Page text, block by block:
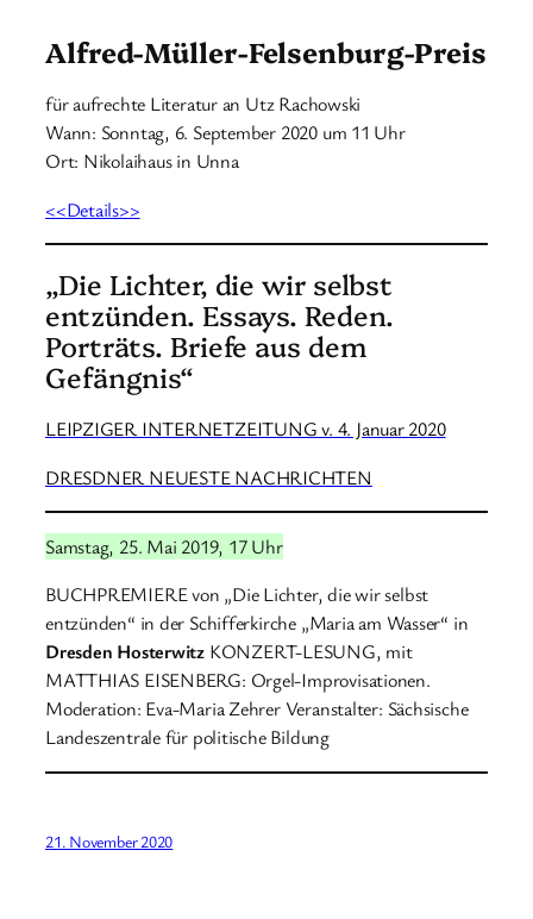
Alfred-Müller-Felsenburg-Preis
für aufrechte Literatur an Utz Rachowski
Wann: Sonntag, 6. September 2020 um 11 Uhr
Ort: Nikolaihaus in Unna
<<Details>>
„Die Lichter, die wir selbst
entzünden. Essays. Reden.
Porträts. Briefe aus dem
Gefängnis“
LEIPZIGER INTERNETZEITUNG v. 4. Januar 2020
DRESDNER NEUESTE NACHRICHTEN
Samstag, 25. Mai 2019, 17 Uhr
BUCHPREMIERE von „Die Lichter, die wir selbst
entzünden“ in der Schifferkirche „Maria am Wasser“ in
Dresden Hosterwitz KONZERT-LESUNG, mit
MATTHIAS EISENBERG: Orgel-Improvisationen.
Moderation: Eva-Maria Zehrer Veranstalter: Sächsische
Landeszentrale für politische Bildung
21. November 2020